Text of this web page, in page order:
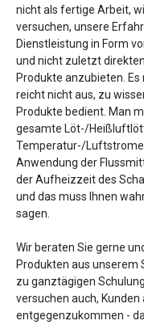
nicht als fertige Arbeit,
versuchen, unsere
Dienstleistung in Form
und nicht zuletzt
Produkte anzubieten.
reicht nicht aus, zu
Produkte bedient. Man
gesamte Löt-/
Temperatur-/
Anwendung der
der Aufheizzeit des
und das muss Ihnen
sagen.
Wir beraten Sie gerne
Produkten aus unserem
zu ganztägigen
versuchen auch,
entgegenzukommen -